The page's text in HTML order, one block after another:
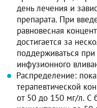
день лечения и
препарата. При
равновесная
достигается за
поддерживаться
инфузионного
Распределение:
терапевтической
от 50 до 150 мг/л. С